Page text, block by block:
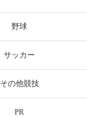
野球
サッカー
その他競技
PR